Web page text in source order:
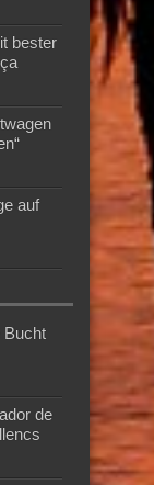
bester
auf
Bucht
de